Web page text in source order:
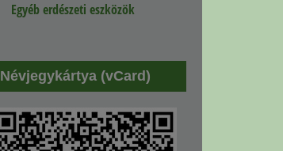
Egyéb erdészeti eszközök
Névjegykártya (vCard)